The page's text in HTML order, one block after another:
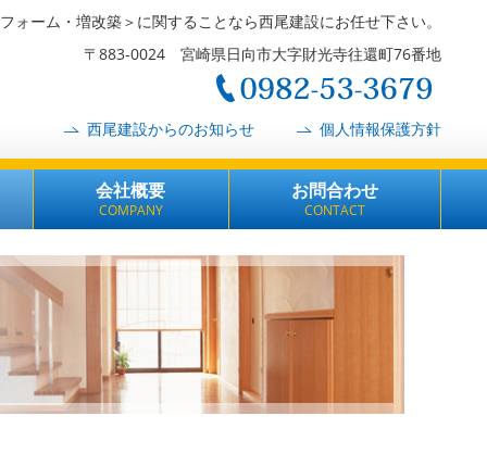
ーム・増改築＞に関することなら西尾建設にお任せ下さい。
〒883-0024 宮崎県日向市大字財光寺往還町76番地
西尾建設からのお知らせ 個人情報保護方針
会社概要
COMPANY
お問合わせ
CONTACT